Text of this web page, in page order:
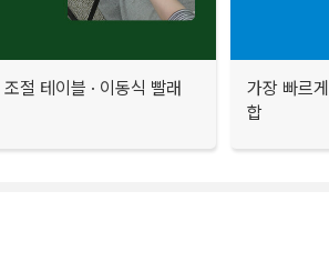
절 테이블 · 이동식 빨래
가장 빠르
합